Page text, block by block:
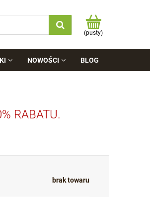
(pusty)
NOWOŚCI BLOG
RABATU.
brak towaru